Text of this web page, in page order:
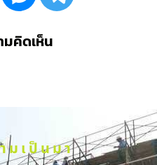
คิดเห็น
มเป็นมา